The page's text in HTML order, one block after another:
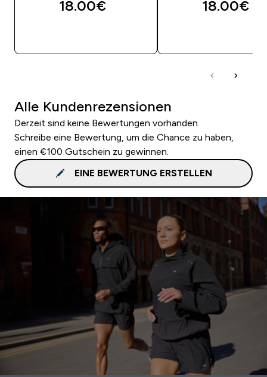
18.00€‎ 18.00€‎
Alle Kundenrezensionen
Derzeit sind keine Bewertungen vorhanden.
Schreibe eine Bewertung, um die Chance zu haben,
einen €100 Gutschein zu gewinnen.
EINE BEWERTUNG ERSTELLEN